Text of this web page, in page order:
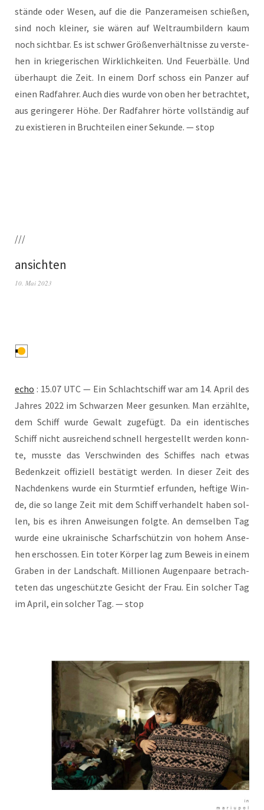
stän­de oder Wesen, auf die die Pan­zer­amei­sen schie­ßen,
sind noch klei­ner, sie wären auf Welt­raum­bil­dern kaum
noch sicht­bar. Es ist schwer Grö­ßen­ver­hält­nis­se zu ver­ste­
hen in krie­ge­ri­schen Wirk­lich­kei­ten. Und Feu­er­bäl­le. Und
über­haupt die Zeit. In einem Dorf schoss ein Pan­zer auf
einen Rad­fah­rer. Auch dies wur­de von oben her betrach­tet,
aus gerin­ge­rer Höhe. Der Rad­fah­rer hör­te voll­stän­dig auf
zu exis­tie­ren in Bruch­tei­len einer Sekun­de. — stop
///
ansichten
10. Mai 2023
echo : 15.07 UTC — Ein Schlacht­schiff war am 14. April des
Jah­res 2022 im Schwar­zen Meer gesun­ken. Man erzähl­te,
dem Schiff wur­de Gewalt zuge­fügt. Da ein iden­ti­sches
Schiff nicht aus­rei­chend schnell her­ge­stellt wer­den konn­
te, muss­te das Ver­schwin­den des Schif­fes nach etwas
Bedenk­zeit offi­zi­ell bestä­tigt wer­den. In die­ser Zeit des
Nach­den­kens wur­de ein Sturm­tief erfun­den, hef­ti­ge Win­
de, die so lan­ge Zeit mit dem Schiff ver­han­delt haben sol­
len, bis es ihren Anwei­sun­gen folg­te. An dem­sel­ben Tag
wur­de eine ukrai­ni­sche Scharf­schüt­zin von hohem Anse­
hen erschos­sen. Ein toter Kör­per lag zum Beweis in einem
Gra­ben in der Land­schaft. Mil­lio­nen Augen­paa­re betrach­
te­ten das unge­schütz­te Gesicht der Frau. Ein sol­cher Tag
im April, ein sol­cher Tag. — stop